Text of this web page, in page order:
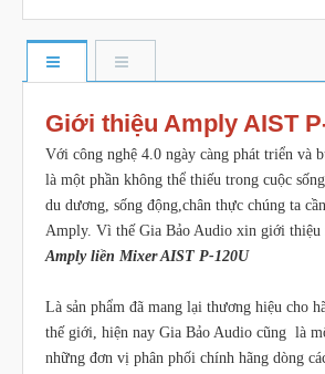
Giới thiệu Amply AIST
Với công nghệ 4.0 ngày càng phát triển và
là một phần không thể thiếu trong cuộc
du dương, sống động,chân thực chúng ta
Amply. Vì thế Gia Bảo Audio xin giới thiệu
Amply liền Mixer AIST P-120U
Là sản phẩm đã mang lại thương hiệu cho
thế giới, hiện nay Gia Bảo Audio cũng là
những đơn vị phân phối chính hãng dòng